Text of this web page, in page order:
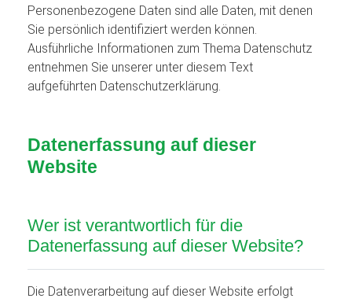
Personenbezogene Daten sind alle Daten, mit denen
Sie persönlich identifiziert werden können.
Ausführliche Informationen zum Thema Datenschutz
entnehmen Sie unserer unter diesem Text
aufgeführten Datenschutzerklärung.
Datenerfassung auf dieser
Website
Wer ist verantwortlich für die
Datenerfassung auf dieser Website?
Die Datenverarbeitung auf dieser Website erfolgt